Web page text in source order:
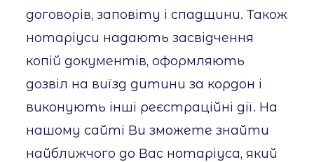
договорів, заповіту і спадщини. Також
нотаріуси надають засвідчення
копій документів, оформляють
дозвіл на виїзд дитини за кордон і
виконують інші реєстраційні дії. На
нашому сайті Ви зможете знайти
найближчого до Вас нотаріуса, який